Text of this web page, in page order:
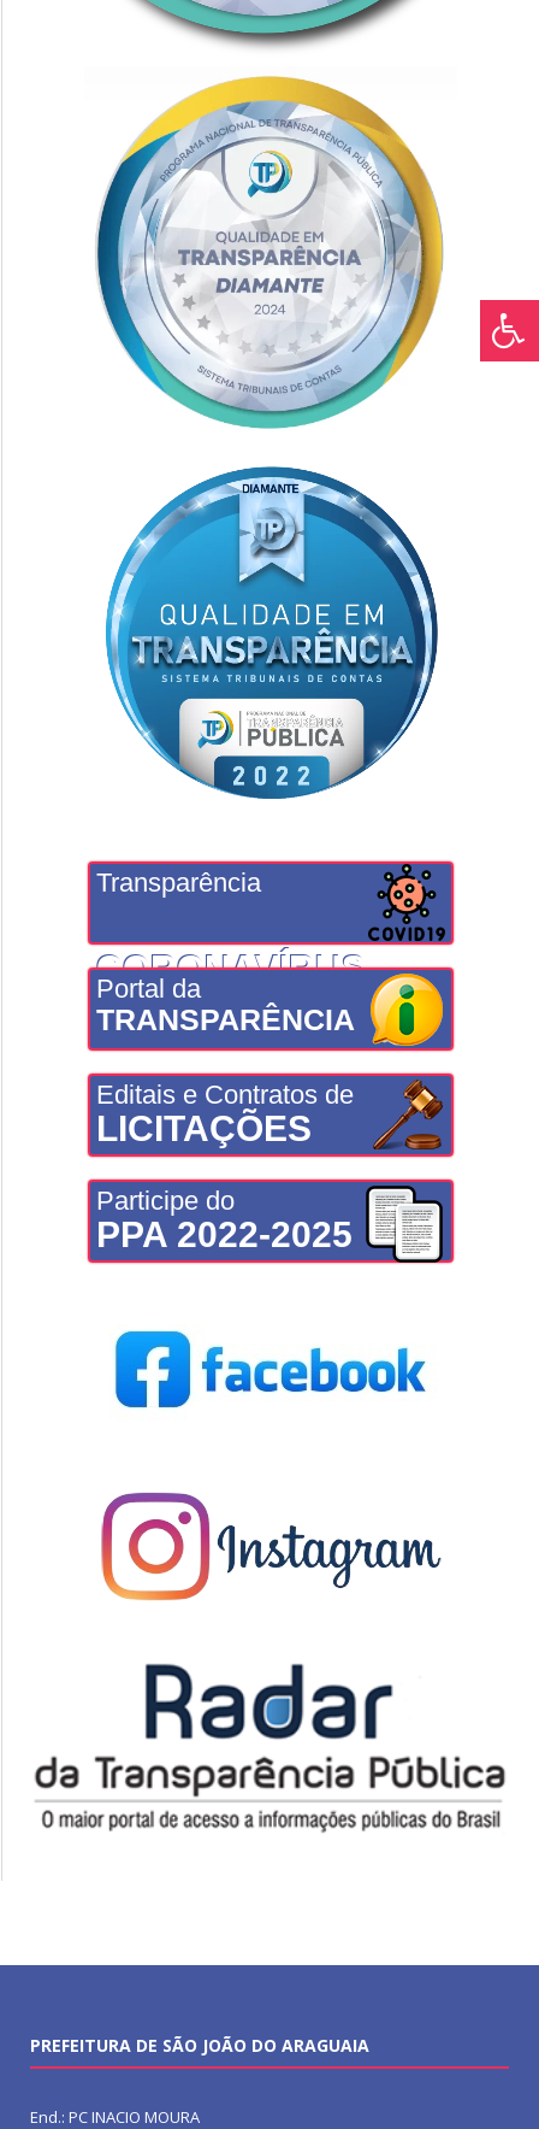
Transparência
CORONAVÍRUS
Portal da
TRANSPARÊNCIA
Editais e Contratos de
LICITAÇÕES
Participe do
PPA 2022-2025
PREFEITURA DE SÃO JOÃO DO ARAGUAIA
End.: PC INACIO MOURA